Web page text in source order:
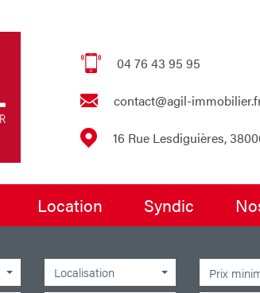
04 76 43 95 95
contact@agil-
16 Rue Lesdiguières,
location syndic
Localisation